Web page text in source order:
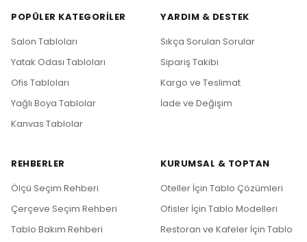
POPÜLER KATEGORILER
Salon Tabloları
Yatak Odası Tabloları
Ofis Tabloları
Yağlı Boya Tablolar
Kanvas Tablolar
YARDIM & DESTEK
Sıkça Sorulan Sorular
Sipariş Takibi
Kargo ve Teslimat
İade ve Değişim
REHBERLER
Ölçü Seçim Rehberi
Çerçeve Seçim Rehberi
Tablo Bakım Rehberi
KURUMSAL & TOPTAN
Oteller İçin Tablo Çözümleri
Ofisler İçin Tablo Modelleri
Restoran ve Kafeler İçin Tablo